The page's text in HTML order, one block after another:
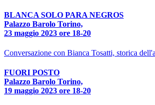
BLANCA SOLO PARA NEGROS
Palazzo Barolo Torino,
23 maggio 2023 ore 18-20
Conversazione con Bianca Tosatti, storica
FUORI POSTO
Palazzo Barolo Torino,
19 maggio 2023 ore 18-20